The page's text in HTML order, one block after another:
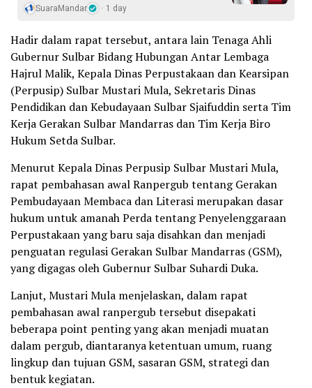
SuaraMandar 1 day
Hadir dalam rapat tersebut, antara lain Tenaga Ahli
Gubernur Sulbar Bidang Hubungan Antar Lembaga
Hajrul Malik, Kepala Dinas Perpustakaan dan Kearsipan
(Perpusip) Sulbar Mustari Mula, Sekretaris Dinas
Pendidikan dan Kebudayaan Sulbar Sjaifuddin serta Tim
Kerja Gerakan Sulbar Mandarras dan Tim Kerja Biro
Hukum Setda Sulbar.
Menurut Kepala Dinas Perpusip Sulbar Mustari Mula,
rapat pembahasan awal Ranpergub tentang Gerakan
Pembudayaan Membaca dan Literasi merupakan dasar
hukum untuk amanah Perda tentang Penyelenggaraan
Perpustakaan yang baru saja disahkan dan menjadi
penguatan regulasi Gerakan Sulbar Mandarras (GSM),
yang digagas oleh Gubernur Sulbar Suhardi Duka.
Lanjut, Mustari Mula menjelaskan, dalam rapat
pembahasan awal ranpergub tersebut disepakati
beberapa point penting yang akan menjadi muatan
dalam pergub, diantaranya ketentuan umum, ruang
lingkup dan tujuan GSM, sasaran GSM, strategi dan
bentuk kegiatan.